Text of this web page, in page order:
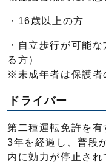
・16歳以上の方
・自立歩行が可能
る方）
※未成年者は保護者
ドライバー
第二種運転免許を
3年を経過し、普段
内に効力が停止さ